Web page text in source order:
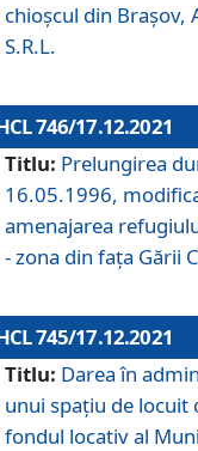
chioșcul din Brașov,
S.R.L.
746/17.12.2021
Titlu: Prelungirea
16.05.1996,
amenajarea
- zona din faţa Gării
745/17.12.2021
Titlu: Darea în
unui spațiu de locuit
fondul locativ al